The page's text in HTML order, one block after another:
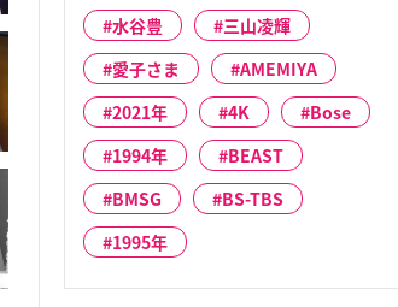
水谷豊
三山凌輝
愛子さま
AMEMIYA
2021年
4K
Bose
1994年
BEAST
BMSG
BS-TBS
1995年